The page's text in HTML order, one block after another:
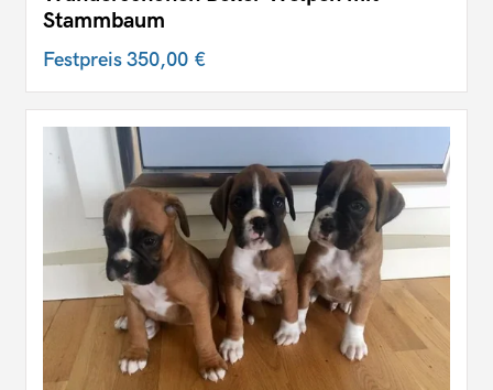
Stammbaum
Festpreis350,00 €